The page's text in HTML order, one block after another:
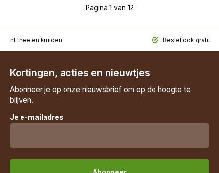
Pagina 1 van 12
thee en kruiden Bestel ook gratis
Kortingen, acties en nieuwtjes
Abonneer je op onze nieuwsbrief om op de hoogte te
blijven.
Je e-mailadres